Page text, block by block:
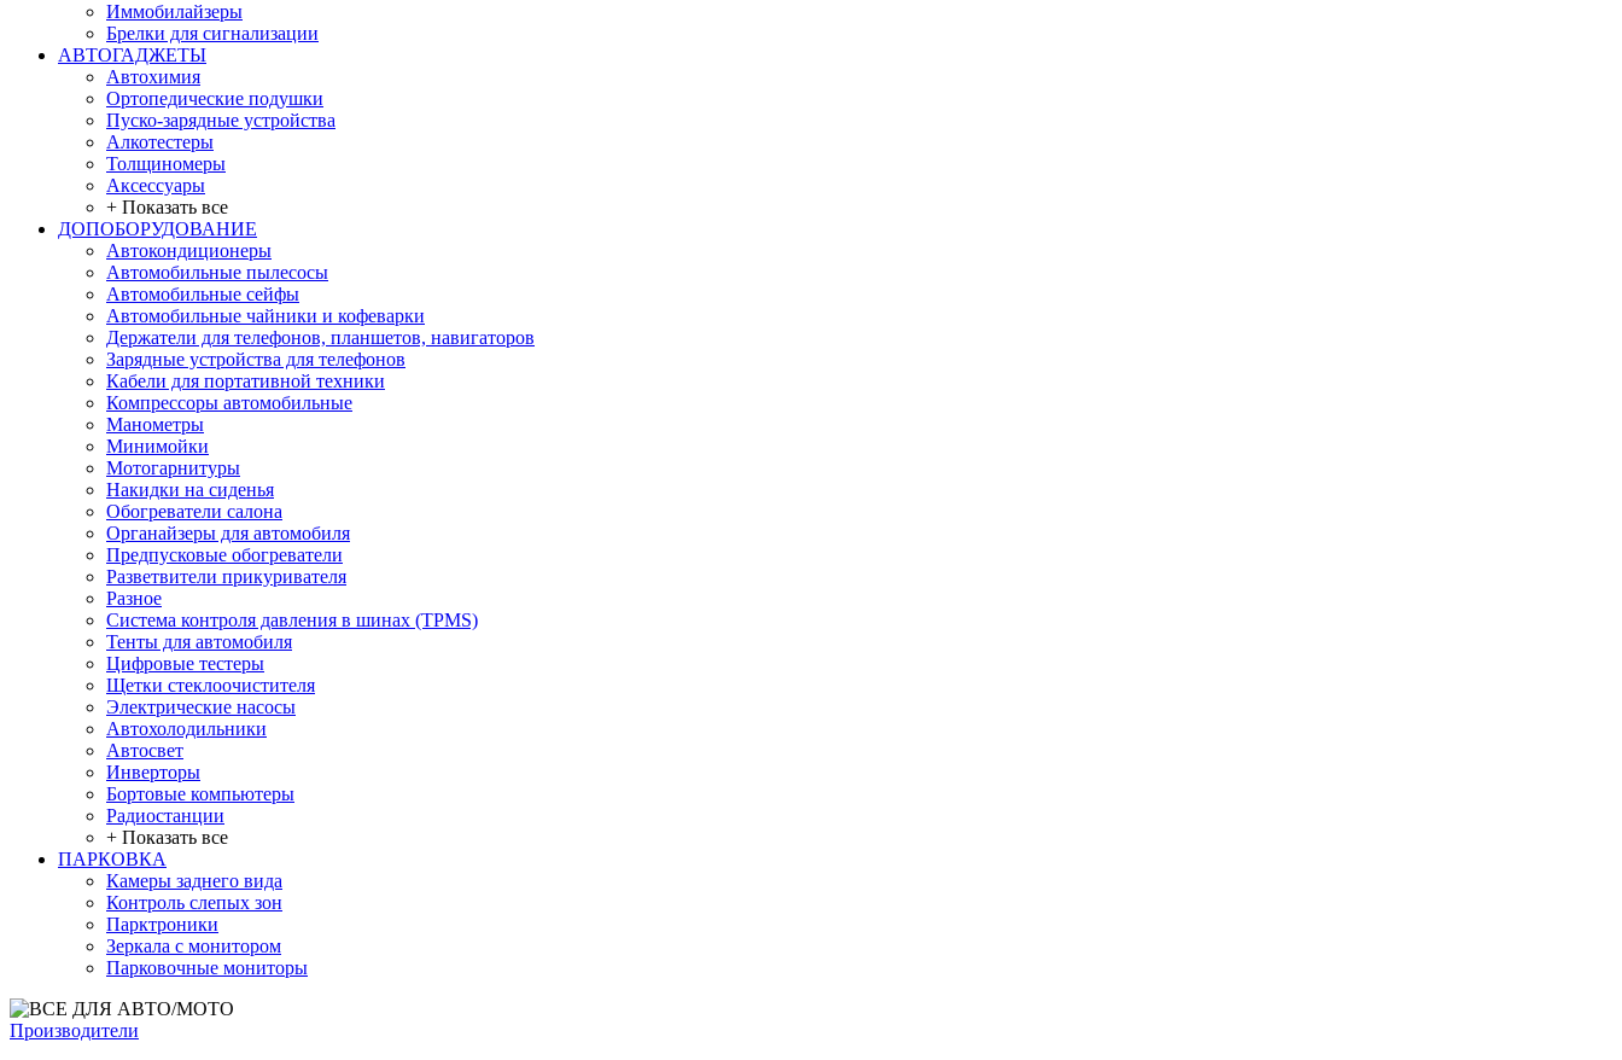
Иммобилайзеры
Брелки для сигнализации
АВТОГАДЖЕТЫ
Автохимия
Ортопедические подушки
Пуско-зарядные устройства
Алкотестеры
Толщиномеры
Аксессуары
+ Показать все
ДОПОБОРУДОВАНИЕ
Автокондиционеры
Автомобильные пылесосы
Автомобильные сейфы
Автомобильные чайники и кофеварки
Держатели для телефонов, планшетов, навигаторов
Зарядные устройства для телефонов
Кабели для портативной техники
Компрессоры автомобильные
Манометры
Минимойки
Мотогарнитуры
Накидки на сиденья
Обогреватели салона
Органайзеры для автомобиля
Предпусковые обогреватели
Разветвители прикуривателя
Разное
Система контроля давления в шинах (TPMS)
Тенты для автомобиля
Цифровые тестеры
Щетки стеклоочистителя
Электрические насосы
Автохолодильники
Автосвет
Инверторы
Бортовые компьютеры
Радиостанции
+ Показать все
ПАРКОВКА
Камеры заднего вида
Контроль слепых зон
Парктроники
Зеркала с монитором
Парковочные мониторы
Производители